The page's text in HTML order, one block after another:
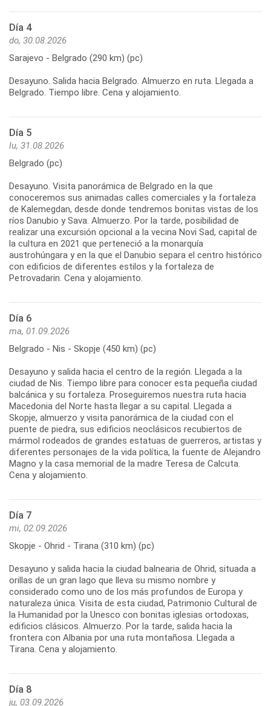
Día 4
do, 30.08.2026
Sarajevo - Belgrado (290 km) (pc)
Desayuno. Salida hacia Belgrado. Almuerzo en ruta. Llegada a
Día 5
lu, 31.08.2026
Belgrado (pc)
Desayuno. Visita panorámica de Belgrado en la que
conoceremos sus animadas calles comerciales y la fortaleza
de Kalemegdan, desde donde tendremos bonitas vistas de los
ríos Danubio y Sava. Almuerzo. Por la tarde, posibilidad de
realizar una excursión opcional a la vecina Novi Sad, capital de
la cultura en 2021 que perteneció a la monarquía
austrohúngara y en la que el Danubio separa el centro histórico
con edificios de diferentes estilos y la fortaleza de
Día 6
ma, 01.09.2026
Belgrado - Nis - Skopje (450 km) (pc)
Desayuno y salida hacia el centro de la región. Llegada a la
ciudad de Nis. Tiempo libre para conocer esta pequeña ciudad
balcánica y su fortaleza. Proseguiremos nuestra ruta hacia
Macedonia del Norte hasta llegar a su capital. Llegada a
Skopje, almuerzo y visita panorámica de la ciudad con el
puente de piedra, sus edificios neoclásicos recubiertos de
mármol rodeados de grandes estatuas de guerreros, artistas y
diferentes personajes de la vida política, la fuente de Alejandro
Magno y la casa memorial de la madre Teresa de Calcuta.
Día 7
mi, 02.09.2026
Skopje - Ohrid - Tirana (310 km) (pc)
Desayuno y salida hacia la ciudad balnearia de Ohrid, situada a
orillas de un gran lago que lleva su mismo nombre y
considerado como uno de los más profundos de Europa y
naturaleza única. Visita de esta ciudad, Patrimonio Cultural de
la Humanidad por la Unesco con bonitas iglesias ortodoxas,
edificios clásicos. Almuerzo. Por la tarde, salida hacia la
frontera con Albania por una ruta montañosa. Llegada a
Día 8
ju, 03.09.2026